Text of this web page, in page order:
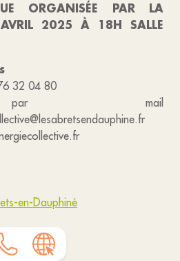
ORGANISÉE PAR LA
2025 À 18H SALLE
32 04 80
mail
en-Dauphiné